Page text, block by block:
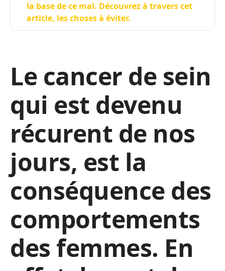
la base de ce mal. Découvrez à travers cet
article, les choses à éviter.
Le cancer de sein
qui est devenu
récurent de nos
jours, est la
conséquence des
comportements
des femmes. En